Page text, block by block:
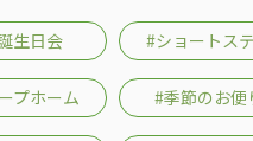
生日会 #ショートス
プホーム #季節のお便